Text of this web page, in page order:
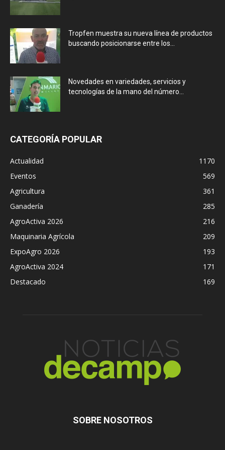
Tropfen muestra su nueva línea de productos
buscando posicionarse entre los...
Novedades en variedades, servicios y
tecnologías de la mano del número...
CATEGORÍA POPULAR
Actualidad
1170
Eventos
569
Agricultura
361
Ganadería
285
AgroActiva 2026
216
Maquinaria Agrícola
209
ExpoAgro 2026
193
AgroActiva 2024
171
Destacado
169
SOBRE NOSOTROS